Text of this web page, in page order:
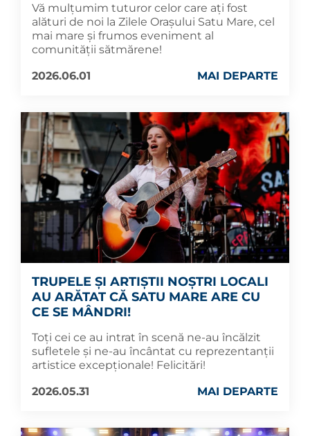
Vă mulțumim tuturor celor care ați fost
alături de noi la Zilele Orașului Satu Mare, cel
mai mare și frumos eveniment al
comunității sătmărene!
2026.06.01
MAI DEPARTE
TRUPELE ȘI ARTIȘTII NOȘTRI LOCALI
AU ARĂTAT CĂ SATU MARE ARE CU
CE SE MÂNDRI!
Toți cei ce au intrat în scenă ne-au încălzit
sufletele și ne-au încântat cu reprezentanții
artistice excepționale! Felicitări!
2026.05.31
MAI DEPARTE